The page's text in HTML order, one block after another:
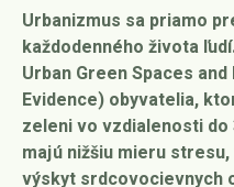
Urbanizmus sa priamo
každodenného života
Urban Green Spaces
Evidence) obyvatelia,
zeleni vo vzdialenosti
majú nižšiu mieru
výskyt srdcovocievnych